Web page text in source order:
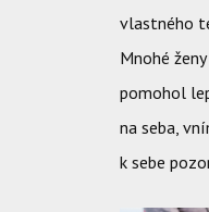
vlastného
Mnohé
pomohol
na seba,
k sebe